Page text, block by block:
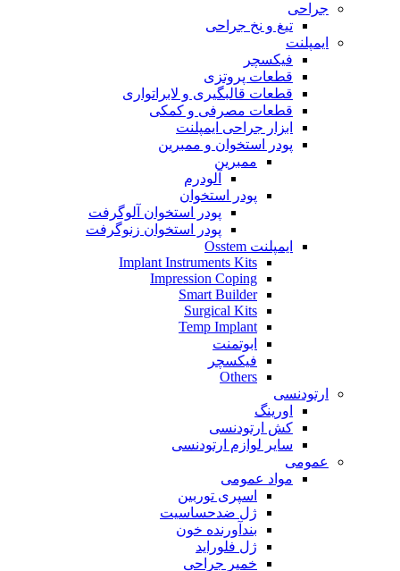
جراحی
تیغ و نخ جراحی
ایمپلنت
فیکسچر
قطعات پروتزی
قطعات قالبگیری و لابراتواری
قطعات مصرفی و کمکی
ابزار جراحی ایمپلنت
پودر استخوان و ممبرین
ممبرین
آلودرم
پودر استخوان
پودر استخوان آلوگرفت
پودر استخوان زنوگرفت
ایمپلنت Osstem
Implant Instruments Kits
Impression Coping
Smart Builder
Surgical Kits
Temp Implant
ابوتمنت
فیکسچر
Others
ارتودنسی
اورینگ
کش ارتودنسی
سایر لوازم ارتودنسی
عمومی
مواد عمومی
اسپری توربین
ژل ضدحساسیت
بندآورنده خون
ژل فلوراید
خمیر جراحی